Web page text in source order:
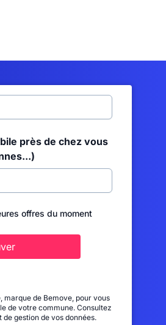
près de chez vous
offres du moment
marque de Bemove, pour vous
de votre commune. Consultez
de gestion de vos données.